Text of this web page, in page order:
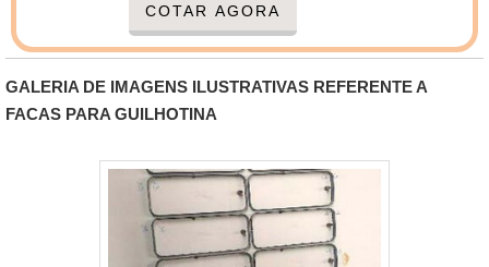
o cliente deve escolher uma organização que
se destaque por um bom suporte pré-venda e
tenha ampla experiência no ramo. Quando o
quesito é facas para sacolas de papel, com a
Real Laser Facas o cliente obterá proteção e
DETALHES SOBRE FACAS PARA
SACOLAS DE PAPELA Real Laser Facas
centraliza seus esforços em criar aos parceiros
uma estrutura com escritório de alta qualidade
COTAR AGORA
GALERIA DE IMAGENS ILUSTRATIVAS REFERENTE A
FACAS PARA GUILHOTINA